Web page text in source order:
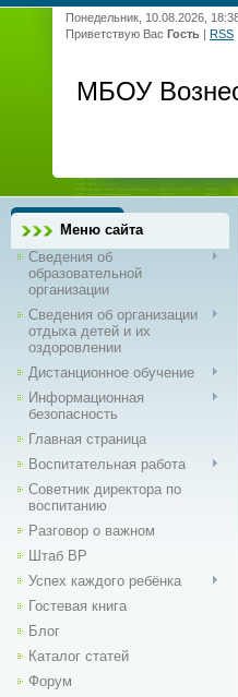
Понедельник, 10.08.2026,
Приветствую Вас Гость | RSS
МБОУ
Меню сайта
Сведения об
образовательной
организации
Сведения об организации
отдыха детей и их
оздоровлении
Дистанционное обучение
Информационная
безопасность
Главная страница
Воспитательная работа
Советник директора по
воспитанию
Разговор о важном
Штаб ВР
Успех каждого ребёнка
Гостевая книга
Блог
Каталог статей
Форум